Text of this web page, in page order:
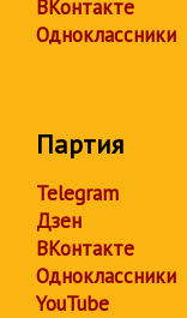
ВКонтакте
Одноклассники
Партия
Telegram
Дзен
ВКонтакте
Одноклассники
YouTube